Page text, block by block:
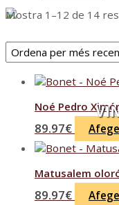
Mostra 1–12 de 14
Noé Pedro
89.97€
Matusalem
89.97€